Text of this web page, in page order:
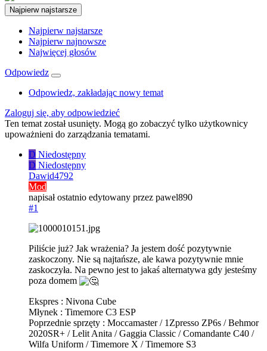
Najpierw najstarsze
Najpierw najstarsze
Najpierw najnowsze
Najwięcej głosów
Odpowiedz
Odpowiedz, zakładając nowy temat
Zaloguj się, aby odpowiedzieć
Ten temat został usunięty. Mogą go zobaczyć tylko użytkownicy
upoważnieni do zarządzania tematami.
D Niedostępny
D Niedostępny
Dawid4792
Mod
napisałostatnio edytowany przez pawel890
#1
Piliście już? Jak wrażenia? Ja jestem dość pozytywnie
zaskoczony. Nie są najtańsze, ale kawa pozytywnie mnie
zaskoczyła. Na pewno jest to jakaś alternatywa gdy jesteśmy
poza domem
Ekspres : Nivona Cube
Młynek : Timemore C3 ESP
Poprzednie sprzęty : Moccamaster / 1Zpresso ZP6s / Behmor
2020SR+ / Lelit Anita / Gaggia Classic / Comandante C40 /
Wilfa Uniform / Timemore X / Timemore S3